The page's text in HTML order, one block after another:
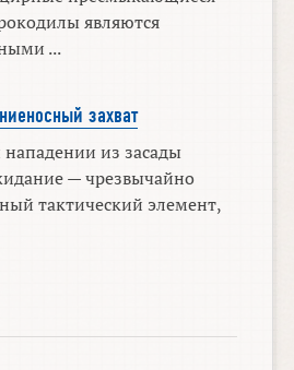
являются
...
захват
из засады
— чрезвычайно
тактический элемент,